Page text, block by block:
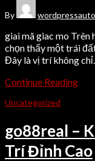
By wordpressauto
giai mã giac mo Trên
chọn thấy một trái
Đây là vị trí không
Continue Reading
Uncategorized
go88real –
Trí Đỉnh Cao